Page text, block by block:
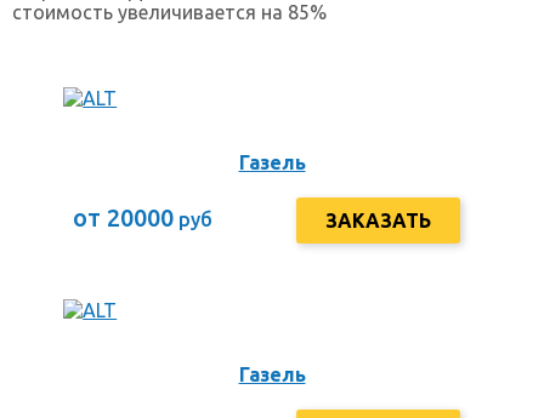
стоимость увеличивается на 85%
Газель
от 20000руб ЗАКАЗАТЬ
Газель